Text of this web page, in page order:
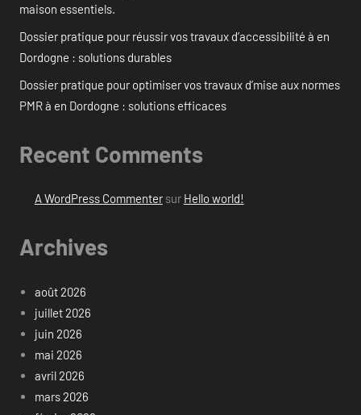
maison essentiels.
Dossier pratique pour réussir vos travaux d’accessibilité à en
Dordogne : solutions durables
Dossier pratique pour optimiser vos travaux d’mise aux normes
PMR à en Dordogne : solutions efficaces
Recent Comments
A WordPress Commentersur Hello world!
Archives
août 2026
juillet 2026
juin 2026
mai 2026
avril 2026
mars 2026